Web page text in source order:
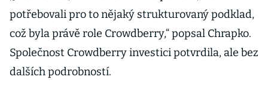
potřebovali pro to nějaký strukturovaný podklad,
což byla právě role Crowdberry,“ popsal Chrapko.
Společnost Crowdberry investici potvrdila, ale bez
dalších podrobností.